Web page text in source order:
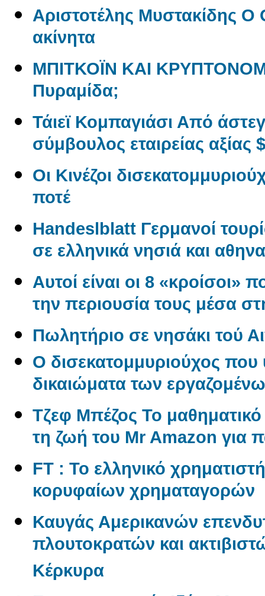
Αριστοτέλης Μυστακίδης
ακίνητα
ΜΠΙΤΚΟΪΝ ΚΑΙ
Πυραμίδα;
Τάιεϊ Κομπαγιάσι Από
σύμβουλος εταιρείας αξίας
Οι Κινέζοι
ποτέ
Handeslblatt Γερμανοί
σε ελληνικά νησιά και
Αυτοί είναι οι 8 «κροίσοι»
την περιουσία τους μέσα
Πωλητήριο σε νησάκι τού
O δισεκατομμυριούχος που
δικαιώματα των
Tζεφ Μπέζος Το
τη ζωή του Mr Amazon για
FT : Το ελληνικό
κορυφαίων χρηματαγορών
Καυγάς Αμερικανών
πλουτοκρατών και
Κέρκυρα